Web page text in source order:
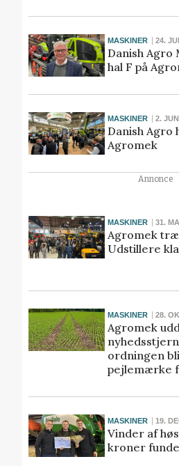
MASKINER 24.
Danish
hal F på
MASKINER 2.
Danish Agro
Agromek
Annonce
MASKINER 31.
Agromek
Udstillere
MASKINER 28.
Agromek
ordningen
pejlemærke
MASKINER 19.
Vinder af
kroner